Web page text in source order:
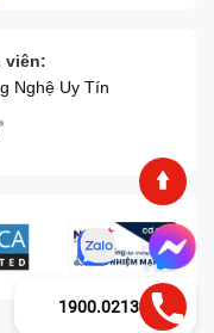
viên:
Nghệ Uy Tín
1900.0213